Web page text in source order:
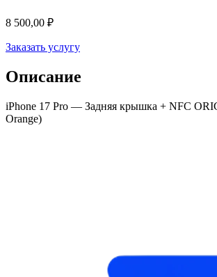
8 500,00 ₽
Заказать услугу
Описание
iPhone 17 Pro — Задняя крышка + NFC
Orange)